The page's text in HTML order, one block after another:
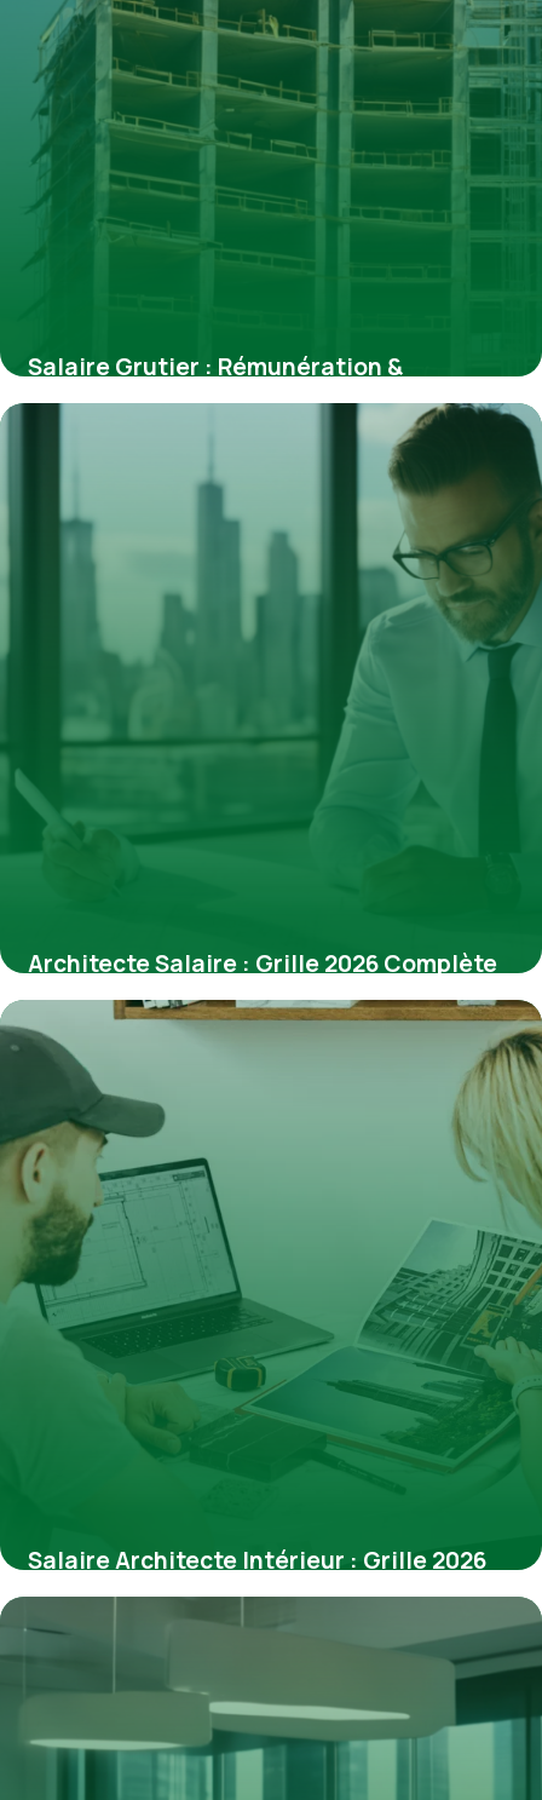
Salaire Grutier : Rémunération &
Évolution 2026
Architecte Salaire : Grille 2026 Complète
6 avril 2026
Salaire Architecte Intérieur : Grille 2026
13 mars 2026